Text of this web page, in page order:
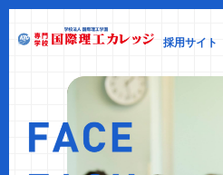
採用サイト